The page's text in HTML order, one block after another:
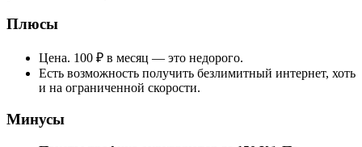
Плюсы
Цена. 100 ₽ в месяц — это недорого.
Есть возможность получить безлимитный интернет, хоть
и на ограниченной скорости.
Минусы